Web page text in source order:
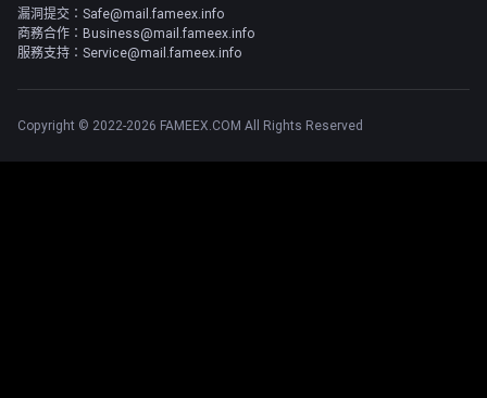
漏洞提交：Safe@mail.fameex.info
商務合作：Business@mail.fameex.info
服務支持：Service@mail.fameex.info
Copyright © 2022-2026 FAMEEX.COM All Rights Reserved